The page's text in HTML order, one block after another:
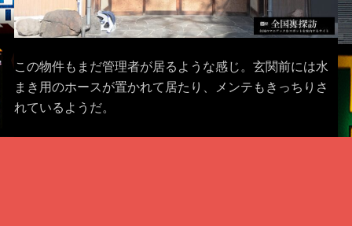
この物件もまだ管理者が居るような感じ。玄関前には水
まき用のホースが置かれて居たり、メンテもきっちりさ
れているようだ。